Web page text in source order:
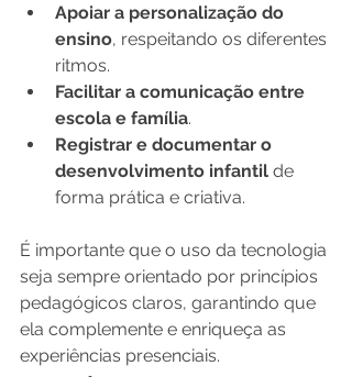
Apoiar a personalização do
ensino, respeitando os diferentes
ritmos.
Facilitar a comunicação entre
escola e família.
Registrar e documentar o
desenvolvimento infantil de
forma prática e criativa.
É importante que o uso da tecnologia
seja sempre orientado por princípios
pedagógicos claros, garantindo que
ela complemente e enriqueça as
experiências presenciais.